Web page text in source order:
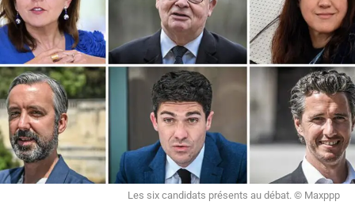
Les six candidats présents au débat. © Maxppp